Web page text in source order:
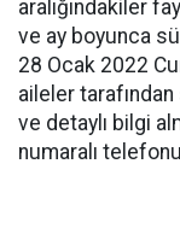
aralığındakiler
ve ay boyunca
28 Ocak 2022
aileler tarafından
ve detaylı bilgi
numaralı